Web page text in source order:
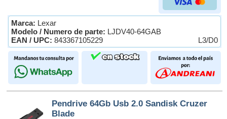
Marca: Lexar
Modelo / Numero de parte: LJDV40-64GAB
EAN / UPC: 843367105229 L3/D0
Pendrive 64Gb Usb 2.0 Sandisk Cruzer
Blade